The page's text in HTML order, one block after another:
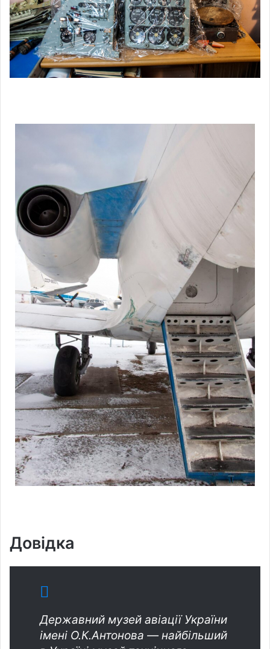
Довідка
Державний музей авіації України
імені О.К.Антонова — найбільший